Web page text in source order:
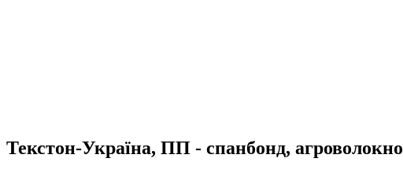
Текстон-Україна, ПП - спанбонд, агроволокно